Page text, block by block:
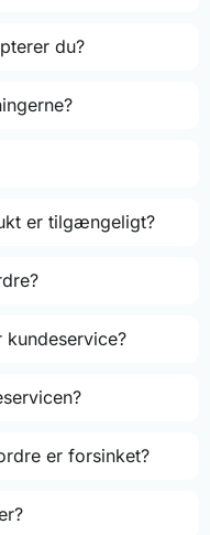
du?
er tilgængeligt?
er forsinket?